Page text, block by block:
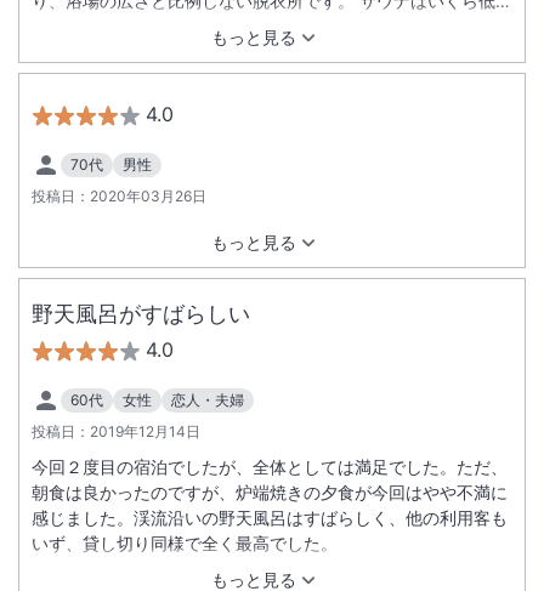
もっと見る
とは言え寒すぎて入れませんでした。 渓谷露天風呂は外にあ
り、洗い場が無いとのことで利用しませんでした。
4.0
70代
男性
投稿日： 2020年03月26日
もっと見る
野天風呂がすばらしい
4.0
60代 女性
恋人・夫婦
投稿日： 2019年12月14日
もっと見る
今回２度目の宿泊でしたが、全体としては満足でした。ただ、
朝食は良かったのですが、炉端焼きの夕食が今回はやや不満に
感じました。渓流沿いの野天風呂はすばらしく、他の利用客も
いず、貸し切り同様で全く最高でした。